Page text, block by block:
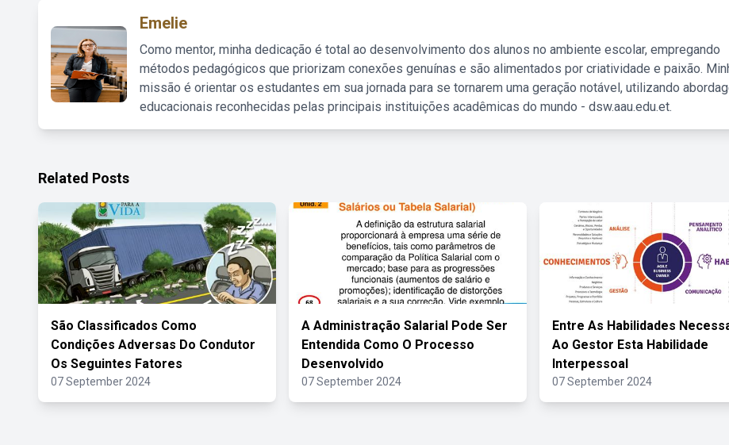
Emelie
Como mentor, minha dedicação é total ao desenvolvimento dos alunos no ambiente escolar, empregando
métodos pedagógicos que priorizam conexões genuínas e são alimentados por criatividade e paixão.
missão é orientar os estudantes em sua jornada para se tornarem uma geração notável, utilizando
educacionais reconhecidas pelas principais instituições acadêmicas do mundo - dsw.aau.edu.et.
Related Posts
São Classificados Como
Condições Adversas Do Condutor
Os Seguintes Fatores
07 September 2024
A Administração Salarial Pode Ser
Entendida Como O Processo
Desenvolvido
07 September 2024
Entre As Habilidades
Ao Gestor Esta Habilidade
Interpessoal
07 September 2024